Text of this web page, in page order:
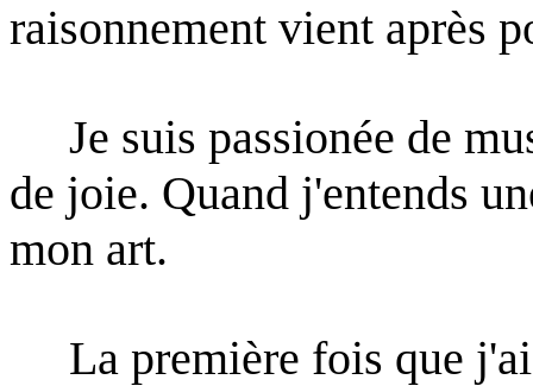
raisonnement vient après
Je suis passionée de
de joie. Quand j'entends
mon art.
La première fois que